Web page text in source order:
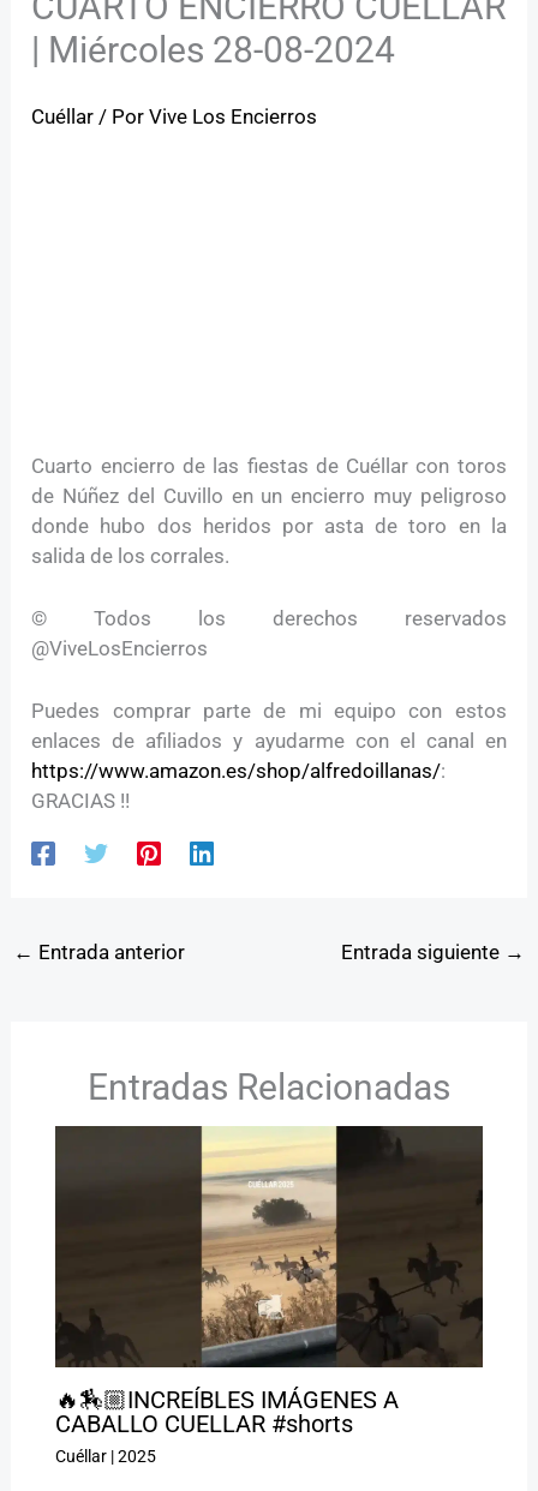
| Miércoles 28-08-2024
Cuéllar / PorVive Los Encierros
Cuarto encierro de las fiestas de Cuéllar con toros
de Núñez del Cuvillo en un encierro muy peligroso
donde hubo dos heridos por asta de toro en la
salida de los corrales.
© Todos los derechos reservados
@ViveLosEncierros
Puedes comprar parte de mi equipo con estos
enlaces de afiliados y ayudarme con el canal en
https://www.amazon.es/shop/alfredoillanas/:
GRACIAS !!
← Entrada anterior Entrada siguiente →
Entradas Relacionadas
🔥🏇🏼INCREÍBLES IMÁGENES A
CABALLO CUELLAR #shorts
Cuéllar|2025